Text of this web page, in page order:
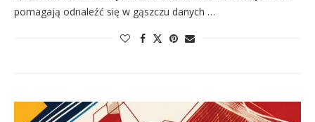
pomagają odnaleźć się w gąszczu danych …